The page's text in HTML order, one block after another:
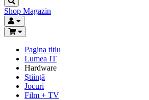
Shop Magazin
Pagina titlu
Lumea IT
Hardware
Ştiinţă
Jocuri
Film + TV